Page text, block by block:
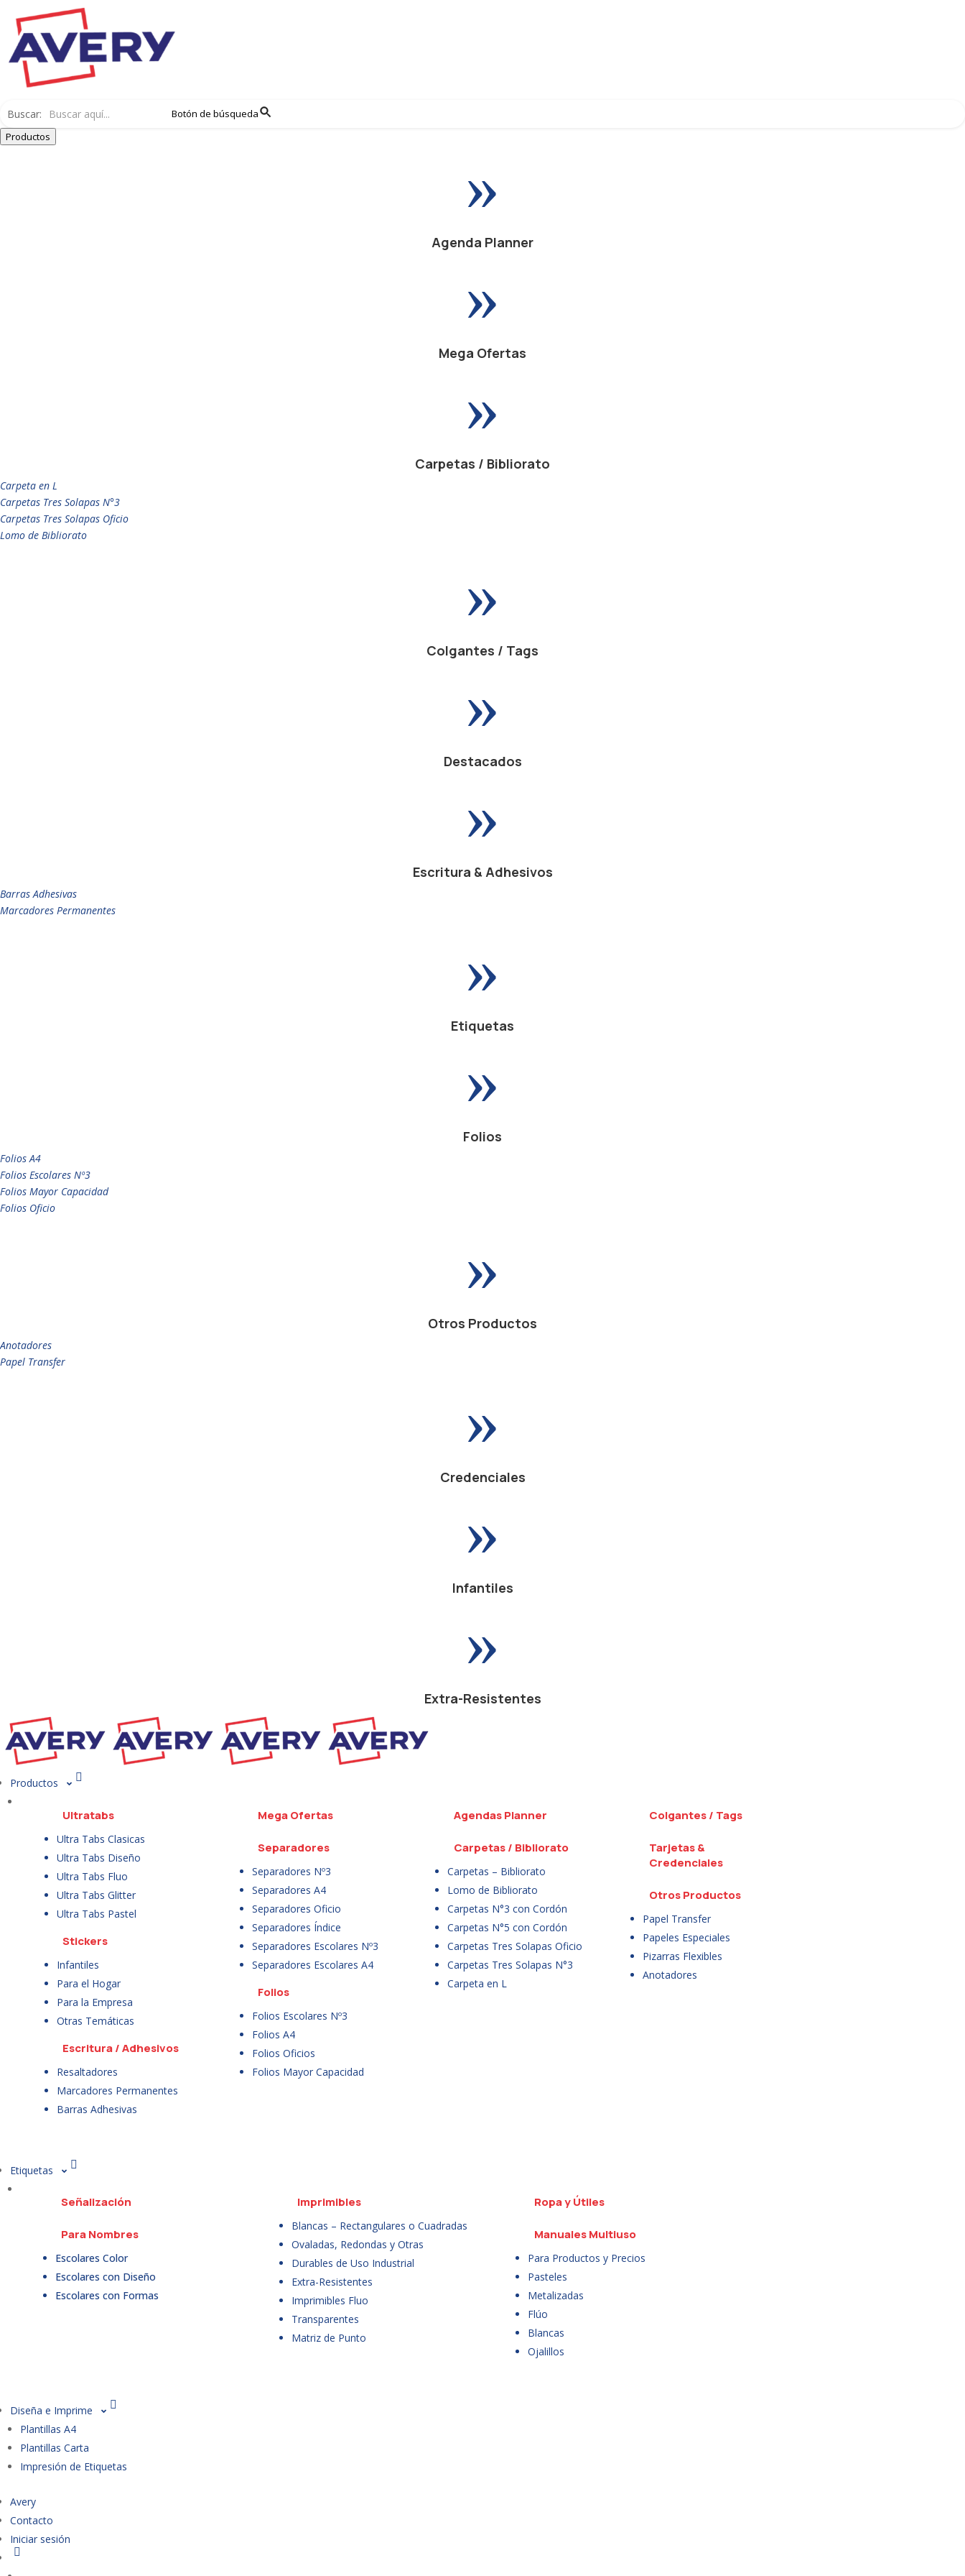
Buscar:
Botón de búsqueda
Productos
»
Agenda Planner
»
Mega Ofertas
»
Carpetas / Bibliorato
Carpeta en L
Carpetas Tres Solapas N°3
Carpetas Tres Solapas Oficio
Lomo de Bibliorato
»
Colgantes / Tags
»
Destacados
»
Escritura & Adhesivos
Barras Adhesivas
Marcadores Permanentes
»
Etiquetas
»
Folios
Folios A4
Folios Escolares Nº3
Folios Mayor Capacidad
Folios Oficio
»
Otros Productos
Anotadores
Papel Transfer
»
Credenciales
»
Infantiles
»
Extra-Resistentes
Productos
Ultratabs
Ultra Tabs Clasicas
Ultra Tabs Diseño
Ultra Tabs Fluo
Ultra Tabs Glitter
Ultra Tabs Pastel
Stickers
Infantiles
Para el Hogar
Para la Empresa
Otras Temáticas
Escritura / Adhesivos
Resaltadores
Marcadores Permanentes
Barras Adhesivas
Mega Ofertas
Separadores
Separadores Nº3
Separadores A4
Separadores Oficio
Separadores Índice
Separadores Escolares Nº3
Separadores Escolares A4
Folios
Folios Escolares Nº3
Folios A4
Folios Oficios
Folios Mayor Capacidad
Agendas Planner
Carpetas / Bibliorato
Carpetas – Bibliorato
Lomo de Bibliorato
Carpetas N°3 con Cordón
Carpetas N°5 con Cordón
Carpetas Tres Solapas Oficio
Carpetas Tres Solapas N°3
Carpeta en L
Colgantes / Tags
Tarjetas &
Credenciales
Otros Productos
Papel Transfer
Papeles Especiales
Pizarras Flexibles
Anotadores
Etiquetas
Señalización
Para Nombres
Escolares Color
Escolares con Diseño
Escolares con Formas
Imprimibles
Blancas – Rectangulares o Cuadradas
Ovaladas, Redondas y Otras
Durables de Uso Industrial
Extra-Resistentes
Imprimibles Fluo
Transparentes
Matriz de Punto
Ropa y Útiles
Manuales Multiuso
Para Productos y Precios
Pasteles
Metalizadas
Flúo
Blancas
Ojalillos
Diseña e Imprime
Plantillas A4
Plantillas Carta
Impresión de Etiquetas
Avery
Contacto
Iniciar sesión